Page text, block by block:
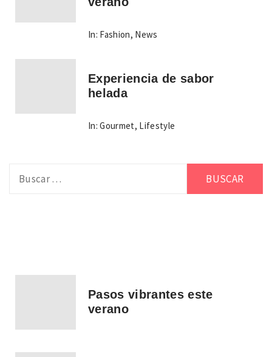
In: Fashion, News
Experiencia de sabor
helada
In: Gourmet, Lifestyle
Pasos vibrantes este
verano